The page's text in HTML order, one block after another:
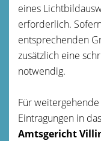
eines
erforderlich.
entsprechenden
zusätzlich eine
notwendig.
Für
Eintragungen in
Amtsgericht